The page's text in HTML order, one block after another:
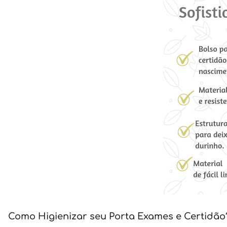
Como Higienizar seu Porta Exames e